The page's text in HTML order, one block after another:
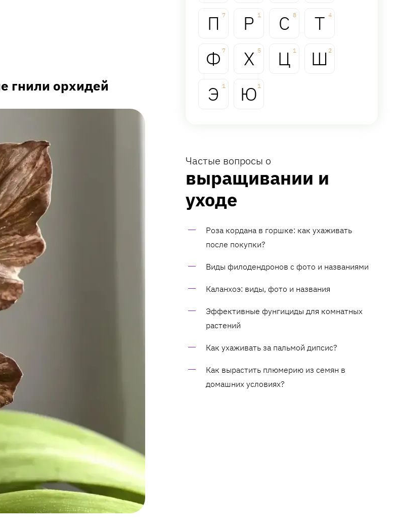
гнили орхидей
П 7 Р 1 С 8 Т 4
Ф 7 Х 5 Ц 1 Ш 2
Э 1 Ю 1
Частые вопросы о
выращивании и
уходе
Роза кордана в горшке: как ухаживать
после покупки?
Виды филодендронов с фото и названиями
Каланхоэ: виды, фото и названия
Эффективные фунгициды для комнатных
растений
Как ухаживать за пальмой дипсис?
Как вырастить плюмерию из семян в
домашних условиях?